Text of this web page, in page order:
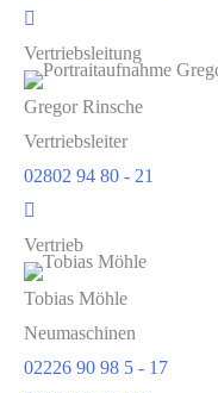
Vertriebsleitung
Gregor Rinsche
Vertriebsleiter
02802 94 80 - 21
Vertrieb
Tobias Möhle
Neumaschinen
02226 90 98 5 - 17